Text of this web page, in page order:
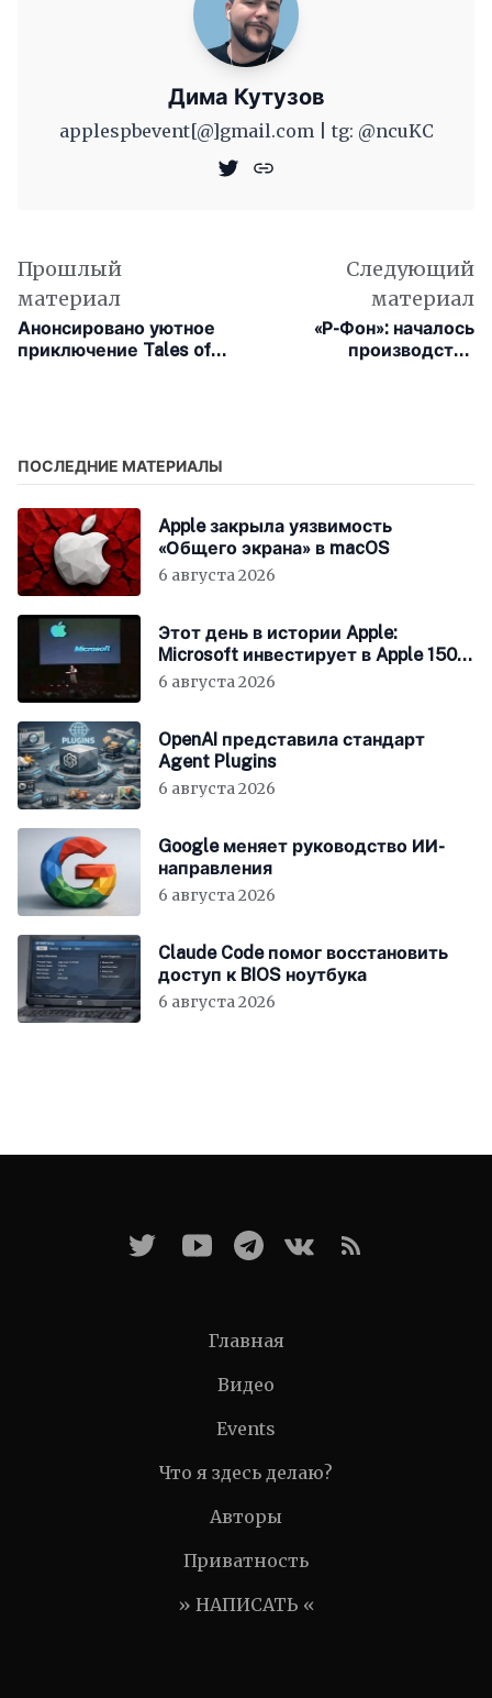
Дима Кутузов
applespbevent[@]gmail.com | tg: @ncuKC
Прошлый
материал
Анонсировано уютное
приключение Tales of
Следующий
материал
«Р-Фон»: началось
производство
ПОСЛЕДНИЕ МАТЕРИАЛЫ
Apple закрыла уязвимость
«Общего экрана» в macOS
6 августа 2026
Этот день в истории Apple:
Microsoft инвестирует в Apple 150
миллионов долларов
6 августа 2026
OpenAI представила стандарт
Agent Plugins
6 августа 2026
Google меняет руководство ИИ-
направления
6 августа 2026
Claude Code помог восстановить
доступ к BIOS ноутбука
6 августа 2026
Главная
Видео
Events
Что я здесь делаю?
Авторы
Приватность
» НАПИСАТЬ «